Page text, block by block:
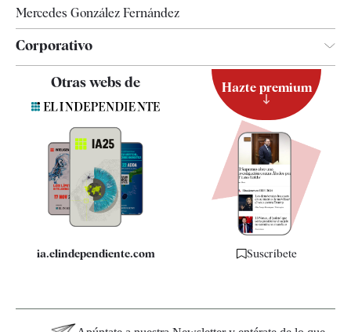
Mercedes González Fernández
Corporativo
Contacto
Quiénes somos
Especificaciones
Otras webs de
ia.elindependiente.com
Hazte premium
Suscríbete